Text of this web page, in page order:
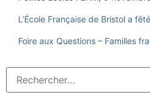
L’École Française de Bristol a
Foire aux Questions – Familles